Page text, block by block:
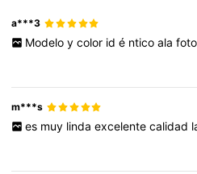
a***3
Modelo y color id é ntico ala foto
m***s
es muy linda excelente calidad